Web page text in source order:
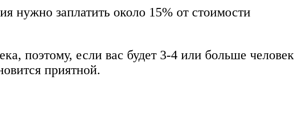
нужно заплатить около 15% от стоимости
поэтому, если вас будет 3-4 или больше человек
приятной.